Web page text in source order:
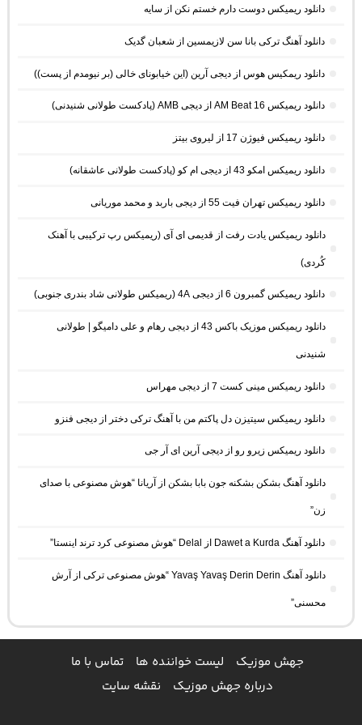
دانلود ریمیکس دوست دارم خستم نکن از سایه
دانلود آهنگ ترکی بانا سن لازیمسین از شعبان گدیک
دانلود ریمکیس هوس از دیجی آرین (این خیابونای خالی (بر نیومدم از پست))
دانلود ریمیکس AM Beat 16 از دیجی AMB (پادکست طولانی شنیدنی)
دانلود ریمیکس فیوژن 17 از لیروی بیتز
دانلود ریمیکس امکو 43 از دیجی ام کو (پادکست طولانی عاشقانه)
دانلود ریمیکس تهران فیت 55 از دیجی باربد و محمد موریانی
دانلود ریمیکس یادت رفت از قدیمی ای آی (ریمیکس رپ ترکیبی با آهنک
کُردی)
دانلود ریمیکس گمبرون 6 از دیجی 4A (ریمیکس طولانی شاد بندری جنوبی)
دانلود ریمیکس موزیک باکس 43 از دیجی رهام و علی دامیگو | طولانی
شنیدنی
دانلود ریمیکس مینی کست 7 از دیجی مهراس
دانلود ریمیکس سیتیزن دل پاکتم من با آهنگ ترکی دختر از دیجی فنزو
دانلود ریمیکس زیرو رو از دیجی آرین ای آر جی
دانلود آهنگ بشکن بشکنه جون بابا بشکن از آریانا “هوش مصنوعی با صدای
زن”
دانلود آهنگ Dawet a Kurda از Delal “هوش مصنوعی کرد ترند اینستا”
دانلود آهنگ Yavaş Yavaş Derin Derin “هوش مصنوعی ترکی از آرش
محسنی”
جهش موزیک لیست خواننده ها
تماس با ما
درباره جهش موزیک
نقشه سایت